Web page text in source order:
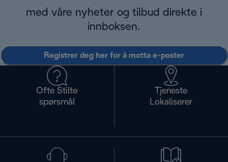
med våre nyheter og tilbud direkte i
innboksen.
Registrer deg her for å motta e-poster
Ofte Stilte
spørsmål
Tjeneste
Lokaliserer